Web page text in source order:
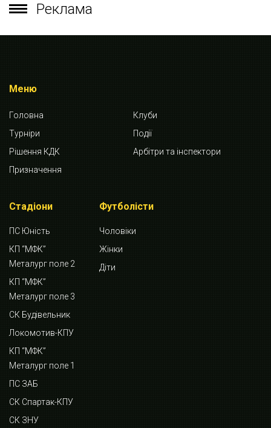
Реклама
Меню
Головна
Клуби
Турніри
Події
Рішення КДК
Арбітри та інспектори
Призначення
Стадіони
ПС Юність
КП “МФК”
Металург поле 2
КП “МФК”
Металург поле 3
СК Будівельник
Локомотив-КПУ
КП “МФК”
Металург поле 1
ПС ЗАБ
СК Спартак-КПУ
СК ЗНУ
Футболісти
Чоловіки
Жінки
Діти